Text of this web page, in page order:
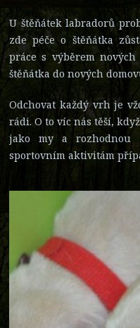
U štěňátek labradorů
zde péče o štěňátka
práce s výběrem
štěňátka do nových
Odchovat každý vrh je
rádi. O to víc nás těší,
jako my a rozhodnou
sportovním aktivitám